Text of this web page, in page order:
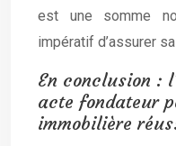
est une somme
impératif d’assurer
En conclusion :
acte fondateur
immobilière